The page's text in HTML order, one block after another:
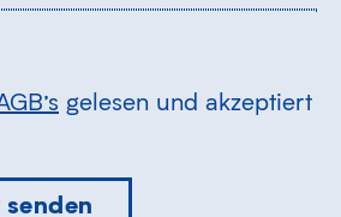
gelesen und akzeptiert